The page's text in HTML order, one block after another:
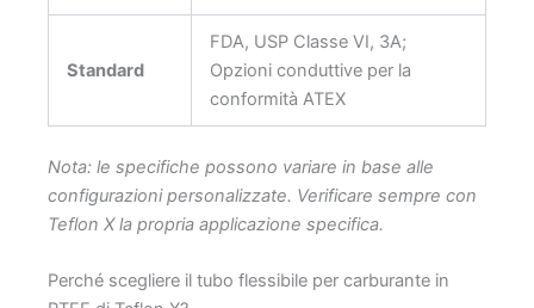
Standard
FDA, USP Classe VI, 3A;
Opzioni conduttive per la
conformità ATEX
Nota: le specifiche possono variare in base alle
configurazioni personalizzate. Verificare sempre con
Teflon X la propria applicazione specifica.
Perché scegliere il tubo flessibile per carburante in